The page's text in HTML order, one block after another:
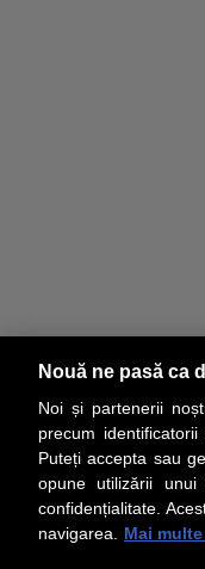
Nouă ne pasă ca
Noi și partenerii
precum
Puteți accepta sau
opune utilizării
confidențialitate.
navigarea.
Mai